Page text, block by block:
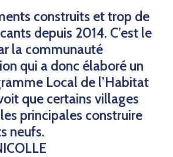
construits et trop de
depuis 2014. C’est le
la communauté
qui a donc élaboré un
Local de l’Habitat
que certains villages
principales construire
neufs.